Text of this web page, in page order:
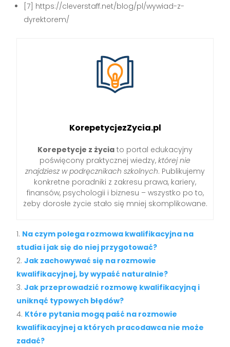
[7] https://cleverstaff.net/blog/pl/wywiad-z-
dyrektorem/
KorepetycjezZycia.pl
Korepetycje z życia to portal edukacyjny
poświęcony praktycznej wiedzy, której nie
znajdziesz w podręcznikach szkolnych. Publikujemy
konkretne poradniki z zakresu prawa, kariery,
finansów, psychologii i biznesu – wszystko po to,
żeby dorosłe życie stało się mniej skomplikowane.
Na czym polega rozmowa kwalifikacyjna na
studia i jak się do niej przygotować?
Jak zachowywać się na rozmowie
kwalifikacyjnej, by wypaść naturalnie?
Jak przeprowadzić rozmowę kwalifikacyjną i
uniknąć typowych błędów?
Które pytania mogą paść na rozmowie
kwalifikacyjnej a których pracodawca nie może
zadać?